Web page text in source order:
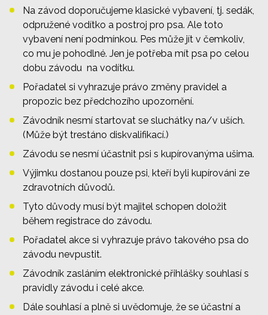
Na závod doporučujeme klasické vybavení, tj. sedák,
odpružené vodítko a postroj pro psa. Ale toto
vybavení není podmínkou. Pes může jít v čemkoliv,
co mu je pohodlné. Jen je potřeba mít psa po celou
dobu závodu na vodítku.
Pořadatel si vyhrazuje právo změny pravidel a
propozic bez předchozího upozornění.
Závodník nesmí startovat se sluchátky na/v uších.
(Může být trestáno diskvalifikací.)
Závodu se nesmí účastnit psi s kupírovanýma ušima.
Výjimku dostanou pouze psi, kteří byli kupírováni ze
zdravotních důvodů.
Tyto důvody musí být majitel schopen doložit
během registrace do závodu.
Pořadatel akce si vyhrazuje právo takového psa do
závodu nevpustit.
Závodník zasláním elektronické přihlášky souhlasí s
pravidly závodu i celé akce.
Dále souhlasí a plně si uvědomuje, že se účastní a